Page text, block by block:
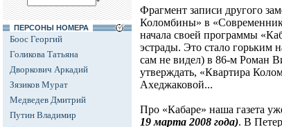
ПЕРСОНЫ НОМЕРА
Боос Георгий
Голикова Татьяна
Дворкович Аркадий
Зязиков Мурат
Медведев Дмитрий
Путин Владимир
Фрагмент записи другого
Коломбины» в
начала своей программы
эстрады. Это стало горьким
сам не видел) в 86-м Роман
утверждать, «Квартира
Ахеджаковой...
Про «Кабаре» наша газета
19 марта 2008 года). В